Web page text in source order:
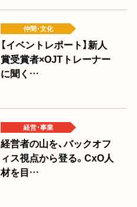
仲間･文化
【イベントレポート】新人
賞受賞者×OJTトレーナー
に聞く…
経営･事業
経営者の山を、バックオフ
ィス視点から登る。CxO人
材を目…